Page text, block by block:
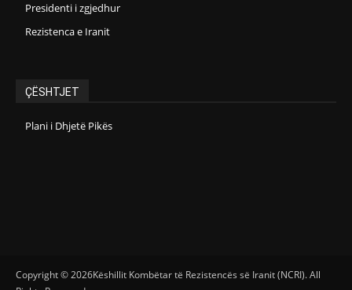
Presidenti i zgjedhur
Rezistenca e Iranit
ÇËSHTJET
Plani i Dhjetë Pikës
Copyright © 2026Këshillit Kombëtar të Rezistencës së Iranit (NCRI). All